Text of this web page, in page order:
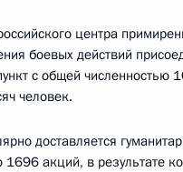
центра
боевых действий
с общей численностью
человек.
доставляется
акций, в результате